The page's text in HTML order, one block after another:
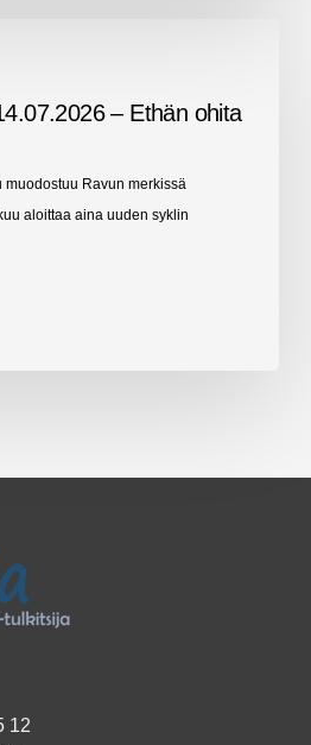
– Ethän ohita
Ravun merkissä
aloittaa aina uuden syklin
12